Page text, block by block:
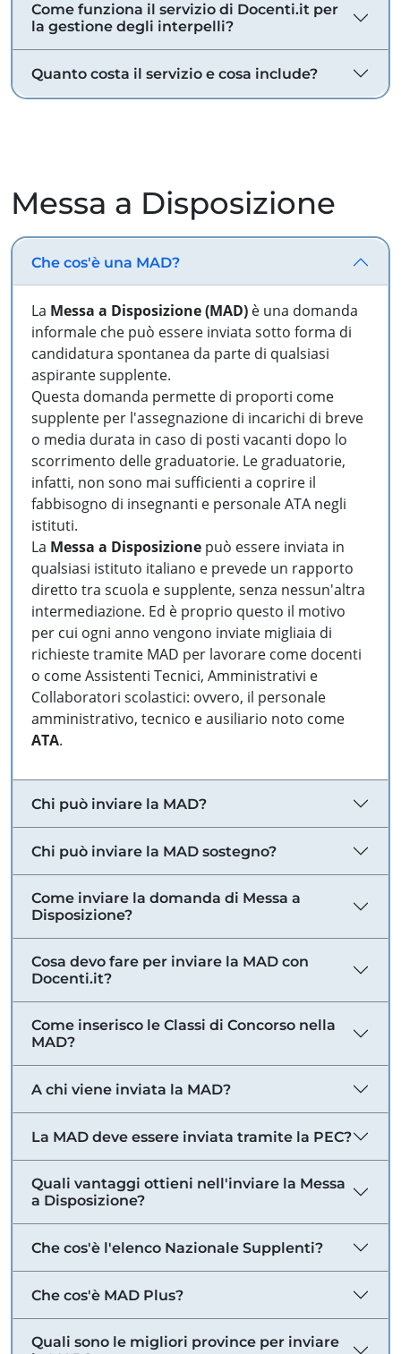
Come funziona il servizio di Docenti.it per
la gestione degli interpelli?
Quanto costa il servizio e cosa include?
Messa a Disposizione
Che cos'è una MAD?
La Messa a Disposizione (MAD) è una domanda
informale che può essere inviata sotto forma di
candidatura spontanea da parte di qualsiasi
aspirante supplente.
Questa domanda permette di proporti come
supplente per l'assegnazione di incarichi di breve
o media durata in caso di posti vacanti dopo lo
scorrimento delle graduatorie. Le graduatorie,
infatti, non sono mai sufficienti a coprire il
fabbisogno di insegnanti e personale ATA negli
istituti.
La Messa a Disposizione può essere inviata in
qualsiasi istituto italiano e prevede un rapporto
diretto tra scuola e supplente, senza nessun'altra
intermediazione. Ed è proprio questo il motivo
per cui ogni anno vengono inviate migliaia di
richieste tramite MAD per lavorare come docenti
o come Assistenti Tecnici, Amministrativi e
Collaboratori scolastici: ovvero, il personale
amministrativo, tecnico e ausiliario noto come
ATA.
Chi può inviare la MAD?
Chi può inviare la MAD sostegno?
Come inviare la domanda di Messa a
Disposizione?
Cosa devo fare per inviare la MAD con
Docenti.it?
Come inserisco le Classi di Concorso nella
MAD?
A chi viene inviata la MAD?
La MAD deve essere inviata tramite la PEC?
Quali vantaggi ottieni nell'inviare la Messa
a Disposizione?
Che cos'è l'elenco Nazionale Supplenti?
Che cos'è MAD Plus?
Quali sono le migliori province per inviare